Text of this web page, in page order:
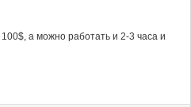
а можно работать и 2-3 часа и